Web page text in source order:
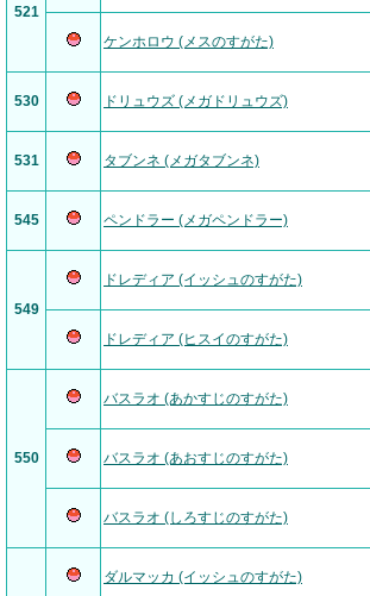
521
ケンホロウ (メスのすがた)
530 ドリュウズ (メガドリュウズ)
531 タブンネ (メガタブンネ)
545 ペンドラー (メガペンドラー)
549
ドレディア (イッシュのすがた)
ドレディア (ヒスイのすがた)
550
バスラオ (あかすじのすがた)
バスラオ (あおすじのすがた)
バスラオ (しろすじのすがた)
ダルマッカ (イッシュのすがた)